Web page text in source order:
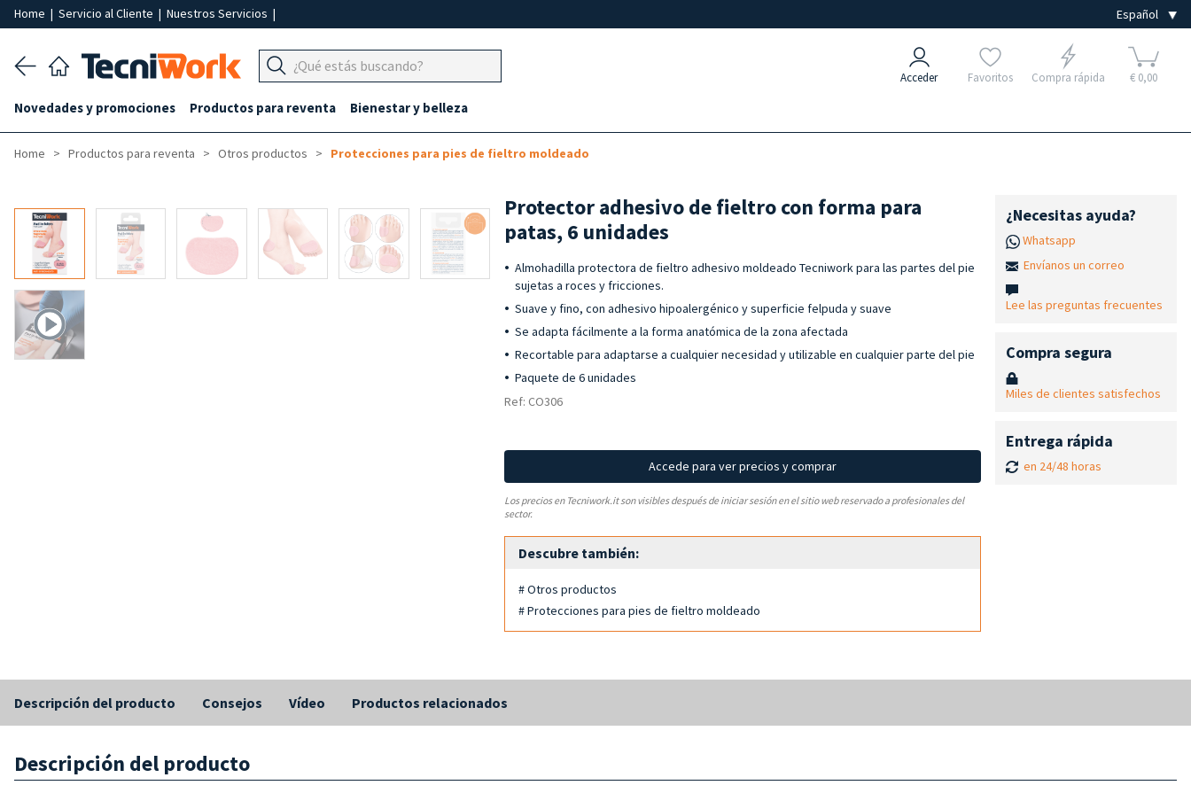
Home | Servicio al Cliente | Nuestros Servicios |
Acceder Favoritos Compra rápida € 0,00
Novedades y promociones Productos para reventa Bienestar y belleza
Home Productos para reventa Otros productos Protecciones para pies de fieltro moldeado
-50%
Protector adhesivo de fieltro con forma para
patas, 6 unidades
Almohadilla protectora de fieltro adhesivo moldeado Tecniwork para las partes del pie
sujetas a roces y fricciones.
Suave y fino, con adhesivo hipoalergénico y superficie felpuda y suave
Se adapta fácilmente a la forma anatómica de la zona afectada
Recortable para adaptarse a cualquier necesidad y utilizable en cualquier parte del pie
Paquete de 6 unidades
Ref: CO306
Accede para ver precios y comprar
Los precios en Tecniwork.it son visibles después de iniciar sesión en el sitio web reservado a profesionales del
sector.
Descubre también:
# Otros productos
# Protecciones para pies de fieltro moldeado
¿Necesitas ayuda?
Whatsapp
Envíanos un correo
Lee las preguntas frecuentes
Compra segura
Miles de clientes satisfechos
Entrega rápida
en 24/48 horas
Descripción del producto Consejos Vídeo Productos relacionados
Descripción del producto